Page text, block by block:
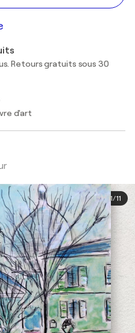
Retours gratuits sous 30
d'art
1/11